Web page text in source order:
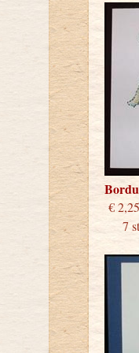
7